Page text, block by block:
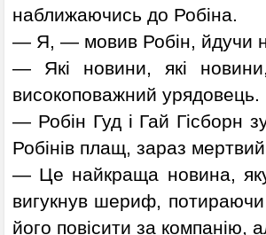
наближаючись до Робіна.
— Я, — мовив Робін, йдучи
— Які новини, які
високоповажний урядовець.
— Робін Гуд і Гай Гісборн
Робінів плащ, зараз
— Це найкраща новина,
вигукнув шериф,
його повісити за компанію,